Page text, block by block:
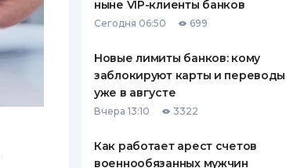
ныне VIP-клиенты банков
Сегодня 06:50 699
Новые лимиты банков: кому
заблокируют карты и переводы
уже в августе
Вчера 13:10 3322
Как работает арест счетов
военнообязанных мужчин